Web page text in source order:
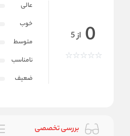
0 از 5
عالی
خوب
متوسط
نامناسب
ضعیف
بررسی تخصصی